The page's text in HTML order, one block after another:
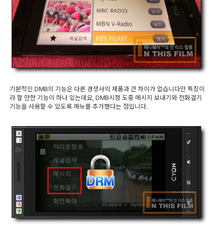
기본적인 DMB의 기능은 다른 경쟁사의 제품과 큰 차이가 없습니다만 특징이
라 할 만한 기능이 하나 있는데요, DMB시청 도중 메시지 보내기와 전화걸기
기능을 사용할 수 있도록 메뉴를 추가했다는 점입니다.